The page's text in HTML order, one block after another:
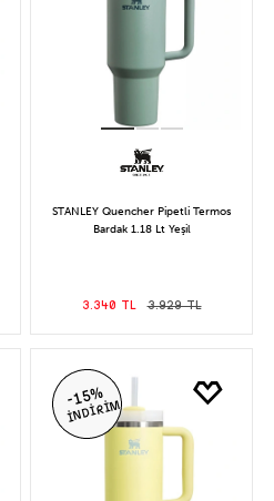
STANLEY Quencher Pipetli Termos
Bardak 1.18 Lt Yeşil
3.340 TL 3.929 TL
-15%
İNDİRİM